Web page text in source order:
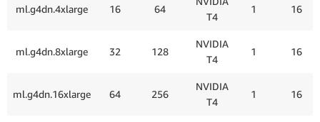
ml.g4dn.4xlarge 16 64
T4
1 16
ml.g4dn.8xlarge 32 128
NVIDIA
T4
1 16
ml.g4dn.16xlarge 64 256
NVIDIA
T4
1 16